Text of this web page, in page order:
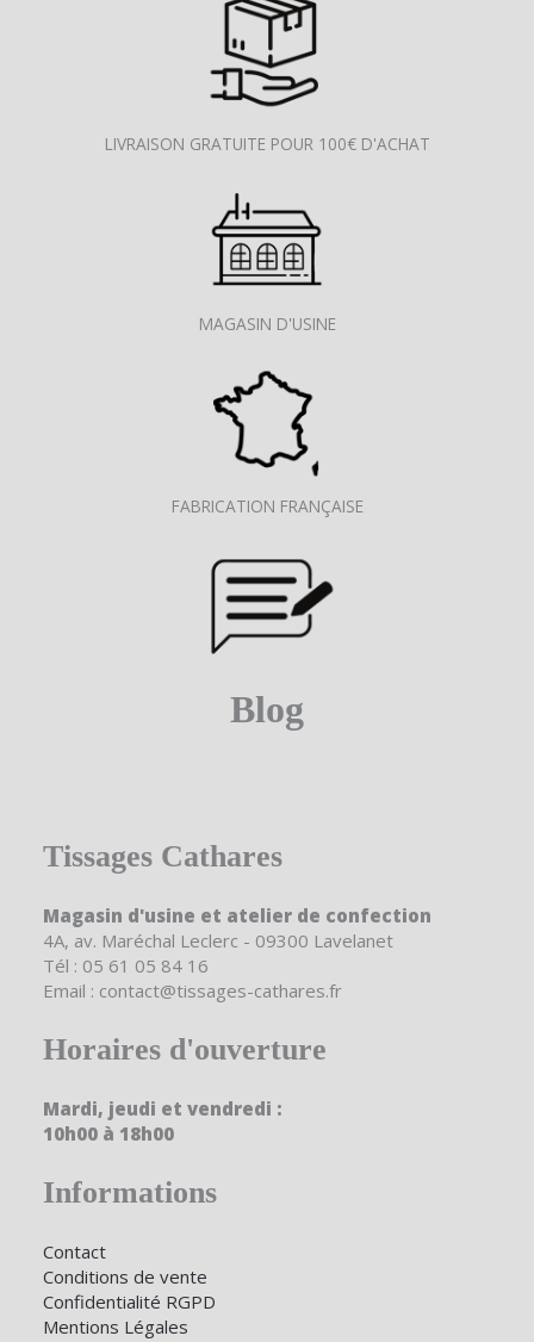
LIVRAISON GRATUITE POUR 100€ D'ACHAT
MAGASIN D'USINE
FABRICATION FRANÇAISE
Blog
Tissages Cathares
Magasin d'usine et atelier de confection
4A, av. Maréchal Leclerc - 09300 Lavelanet
Tél : 05 61 05 84 16
Email : contact@tissages-cathares.fr
Horaires d'ouverture
Mardi, jeudi et vendredi :
10h00 à 18h00
Informations
Contact
Conditions de vente
Confidentialité RGPD
Mentions Légales